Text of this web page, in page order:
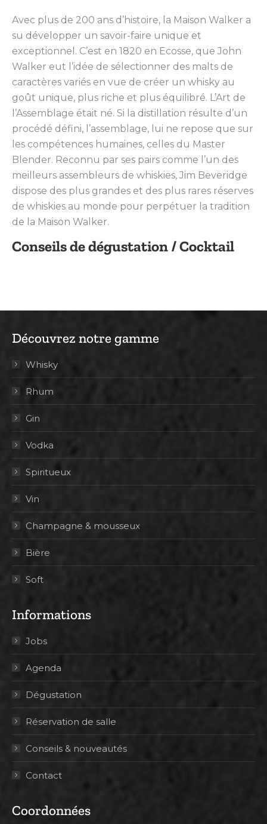
Avec plus de 200 ans d’histoire, la Maison Walker a
su développer un savoir-faire unique et
exceptionnel. C’est en 1820 en Ecosse, que John
Walker eut l’idée de sélectionner des malts de
caractères variés en vue de créer un whisky au
goût unique, plus riche et plus équilibré. L’Art de
l’Assemblage était né. Si la distillation résulte d’un
procédé défini, l’assemblage, lui ne repose que sur
les compétences humaines, celles du Master
Blender. Reconnu par ses pairs comme l’un des
meilleurs assembleurs de whiskies, Jim Beveridge
dispose des plus grandes et des plus rares réserves
de whiskies au monde pour perpétuer la tradition
de la Maison Walker.
Conseils de dégustation / Cocktail
Découvrez notre gamme
Whisky
Rhum
Gin
Vodka
Spiritueux
Vin
Champagne & mousseux
Bière
Soft
Informations
Jobs
Agenda
Dégustation
Réservation de salle
Conseils & nouveautés
Contact
Coordonnées